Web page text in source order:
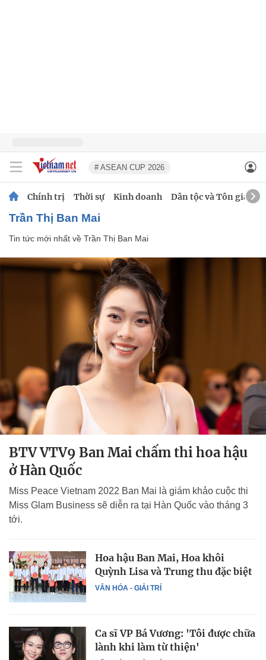
# ASEAN CUP 2026
Chính trị Thời sự Kinh doanh Dân tộc và Tôn giáo
Trần Thị Ban Mai
Tin tức mới nhất về Trần Thị Ban Mai
BTV VTV9 Ban Mai chấm thi hoa hậu
ở Hàn Quốc
Miss Peace Vietnam 2022 Ban Mai là giám khảo cuộc thi
Miss Glam Business sẽ diễn ra tại Hàn Quốc vào tháng 3
tới.
VĂN HÓA - GIẢI TRÍ
Hoa hậu Ban Mai, Hoa khôi
Quỳnh Lisa và Trung thu đặc biệt
Ca sĩ VP Bá Vương: 'Tôi được chữa
lành khi làm từ thiện'